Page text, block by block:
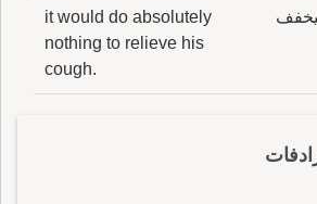
it would do absolutely
nothing to relieve his
cough.